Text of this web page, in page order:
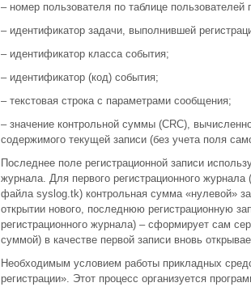
– номер пользователя по таблице пользователей
– идентификатор задачи, выполнившей
– идентификатор класса события;
– идентификатор (код) события;
– текстовая строка с параметрами сообщения;
– значение контрольной суммы (CRC),
содержимого текущей записи (без учета поля
Последнее поле регистрационной записи
журнала. Для первого регистрационного журнала
файла syslog.tk) контрольная сумма «нулевой»
открытии нового, последнюю регистрационную
регистрационного журнала) – сформирует сам
суммой) в качестве первой записи вновь
Необходимым условием работы прикладных
регистрации». Этот процесс организуется